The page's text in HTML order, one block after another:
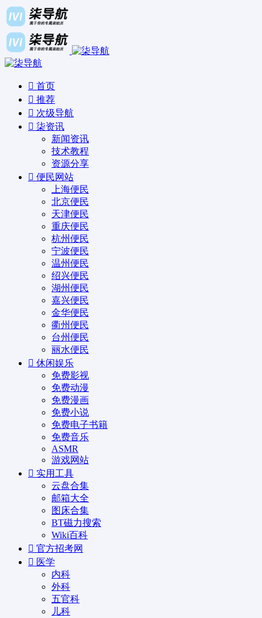
首页
推荐
次级导航
柒资讯
新闻资讯
技术教程
资源分享
便民网站
上海便民
北京便民
天津便民
重庆便民
杭州便民
宁波便民
温州便民
绍兴便民
湖州便民
嘉兴便民
金华便民
衢州便民
台州便民
丽水便民
休闲娱乐
免费影视
免费动漫
免费漫画
免费小说
免费电子书籍
免费音乐
ASMR
游戏网站
实用工具
云盘合集
邮箱大全
图床合集
BT磁力搜索
Wiki百科
官方招考网
医学
内科
外科
五官科
儿科